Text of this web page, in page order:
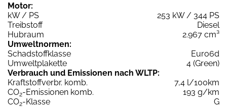
Motor:
kW / PS
253 kW / 344 PS
Treibstoff
Diesel
Hubraum
2.967 cm³
Umweltnormen:
Schadstoffklasse
Euro6d
Umweltplakette
4 (Green)
Verbrauch und Emissionen nach WLTP:
Kraftstoffverbr. komb.
7,4 l/100km
CO2-Emissionen komb.
193 g/km
CO2-Klasse
G